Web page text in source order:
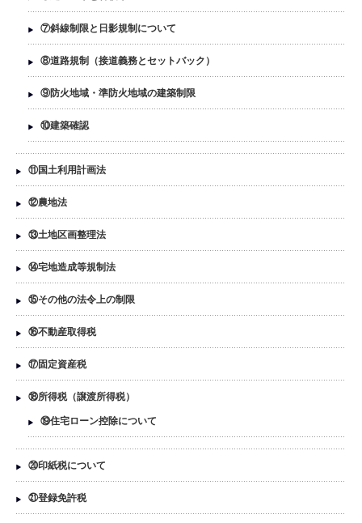
⑦斜線制限と日影規制について
⑧道路規制（接道義務とセットバック）
⑨防火地域・準防火地域の建築制限
⑩建築確認
⑪国土利用計画法
⑫農地法
⑬土地区画整理法
⑭宅地造成等規制法
⑮その他の法令上の制限
⑯不動産取得税
⑰固定資産税
⑱所得税（譲渡所得税）
⑲住宅ローン控除について
⑳印紙税について
㉑登録免許税